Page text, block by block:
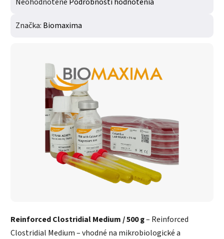
Reinforced Clostridial Medium / 500 g– Reinforced
Clostridial Medium – vhodné na mikrobiologické a
Značka: Biomaxima